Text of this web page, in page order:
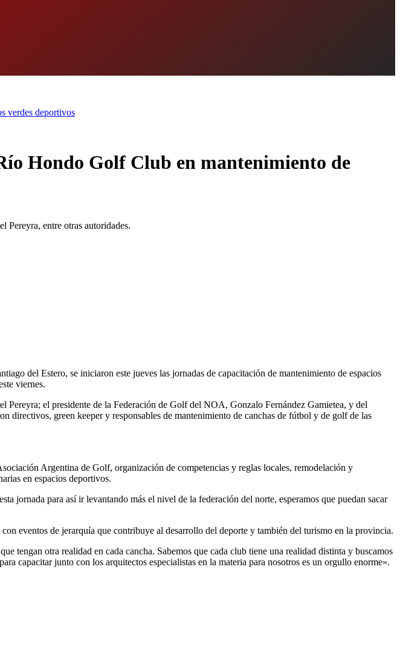
verdes deportivos
Hondo Golf Club en mantenimiento de
Pereyra, entre otras autoridades.
del Estero, se iniciaron este jueves las jornadas de capacitación de mantenimiento de espacios
viernes.
el presidente de la Federación de Golf del NOA, Gonzalo Fernández Gamietea, y del
green keeper y responsables de mantenimiento de canchas de fútbol y de golf de las
Argentina de Golf, organización de competencias y reglas locales, remodelación y
en espacios deportivos.
jornada para así ir levantando más el nivel de la federación del norte, esperamos que puedan sacar
eventos de jerarquía que contribuye al desarrollo del deporte y también del turismo en la provincia.
tengan otra realidad en cada cancha. Sabemos que cada club tiene una realidad distinta y buscamos
capacitar junto con los arquitectos especialistas en la materia para nosotros es un orgullo enorme».